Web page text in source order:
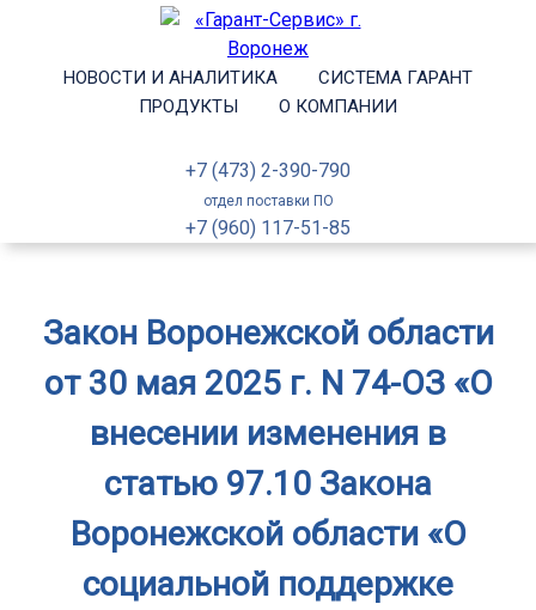
НОВОСТИ И АНАЛИТИКА
СИСТЕМА ГАРАНТ
ПРОДУКТЫ
О КОМПАНИИ
+7 (473) 2-390-790
отдел поставки ПО
+7 (960) 117-51-85
Закон Воронежской области
от 30 мая 2025 г. N 74-ОЗ «О
внесении изменения в
статью 97.10 Закона
Воронежской области «О
социальной поддержке